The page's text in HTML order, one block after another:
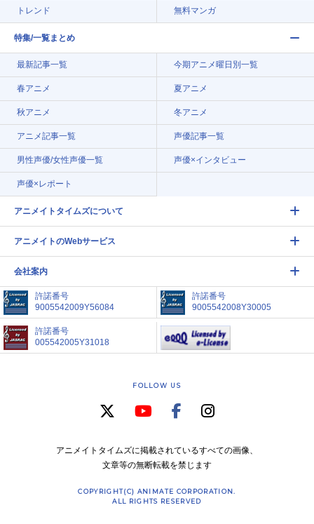
トレンド 無料マンガ
特集/一覧まとめ
最新記事一覧 今期アニメ曜日別一覧
春アニメ 夏アニメ
秋アニメ 冬アニメ
アニメ記事一覧 声優記事一覧
男性声優/女性声優一覧 声優×インタビュー
声優×レポート
アニメイトタイムズについて
アニメイトのWebサービス
会社案内
許諾番号
9005542009Y56084
許諾番号
9005542008Y30005
許諾番号
005542005Y31018
FOLLOW US
アニメイトタイムズに掲載されているすべての画像、
文章等の無断転載を禁じます
COPYRIGHT(C) ANIMATE CORPORATION.
ALL RIGHTS RESERVED